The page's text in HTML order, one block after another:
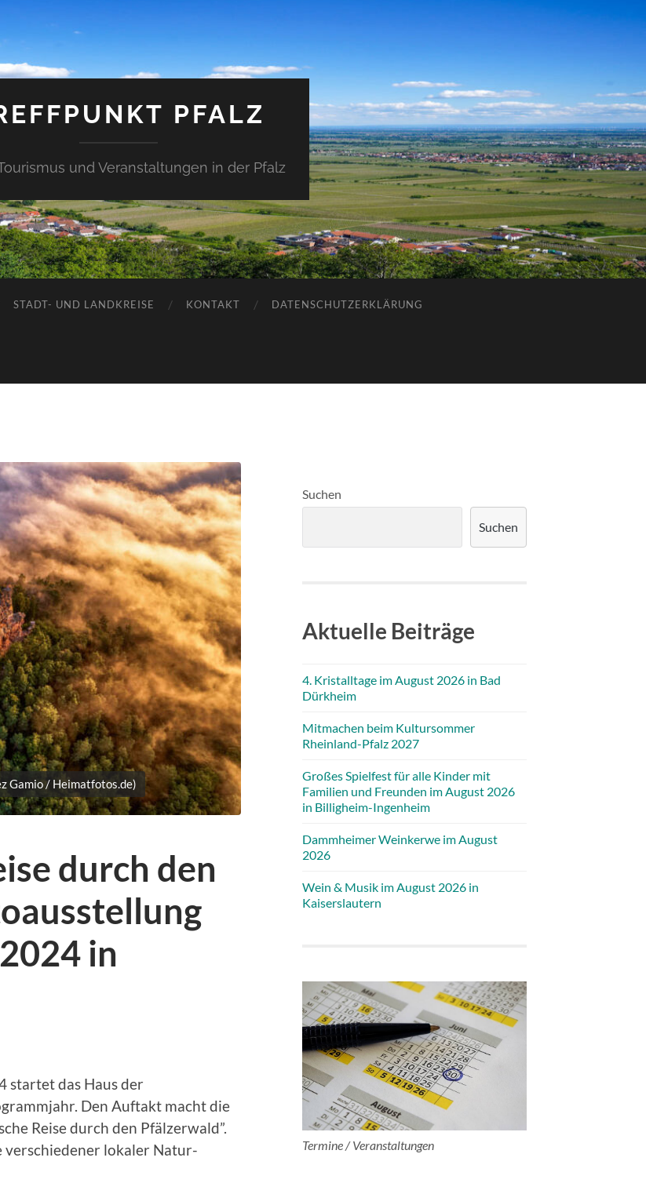
PFALZ
und Veranstaltungen in der Pfalz
STADT- UND LANDKREISE KONTAKT DATENSCHUTZERKLÄRUNG
Gamio / Heimatfotos.de)
durch den
in
startet das Haus der
Den Auftakt macht die
Reise durch den Pfälzerwald”.
verschiedener lokaler Natur-
Suchen
Suchen
Aktuelle Beiträge
4. Kristalltage im August 2026 in Bad
Dürkheim
Mitmachen beim Kultursommer
Rheinland-Pfalz 2027
Großes Spielfest für alle Kinder mit
Familien und Freunden im August 2026
in Billigheim-Ingenheim
Dammheimer Weinkerwe im August
2026
Wein & Musik im August 2026 in
Kaiserslautern
Termine / Veranstaltungen